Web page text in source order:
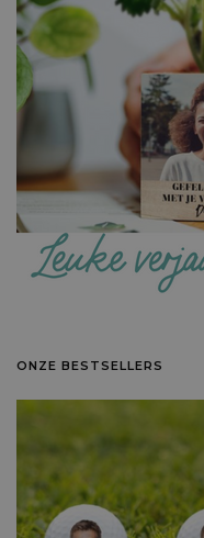
ONZE BESTSELLERS